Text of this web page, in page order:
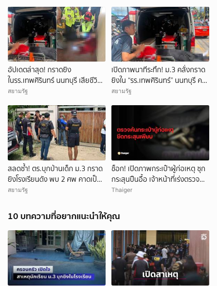
อัปเดตล่าสุด! กราดยิง
ในรร.เทพศิรินทร์ นนทบุรี เสียชีวิต
รวม 7 ราย เป็นครู 3 ราย นักเรียน
กว่า 15 ราย
สยามรัฐ
เปิดภาพนาทีระทึก! ม.3 คลั่งกราด
ยิงใน “รร.เทพศิรินทร์” นนทบุรี ครู
ดับ 2 บาดเจ็บกว่า 20 ราย ก่อนยิง
สยามรัฐ
สลดซ้ำ! ตร.บุกบ้านเด็ก ม.3 กราด
ยิงโรงเรียนดัง พบ 2 ศพ คาดเป็น
ปู่-ย่า โดนสังหารก่อนก่อเหตุ
สยามรัฐ
ช็อก! เปิดภาพกระเป๋าผู้ก่อเหตุ ซุก
กระสุนปืนอื้อ เจ้าหน้าที่เร่งตรวจ
สอบ
Thaiger
10 บทความที่อยากแนะนำให้คุณ